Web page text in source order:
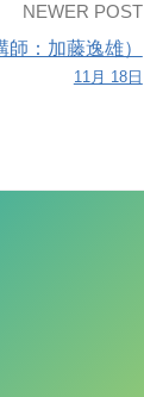
NEWER POST
：加藤逸雄）
11月 18日